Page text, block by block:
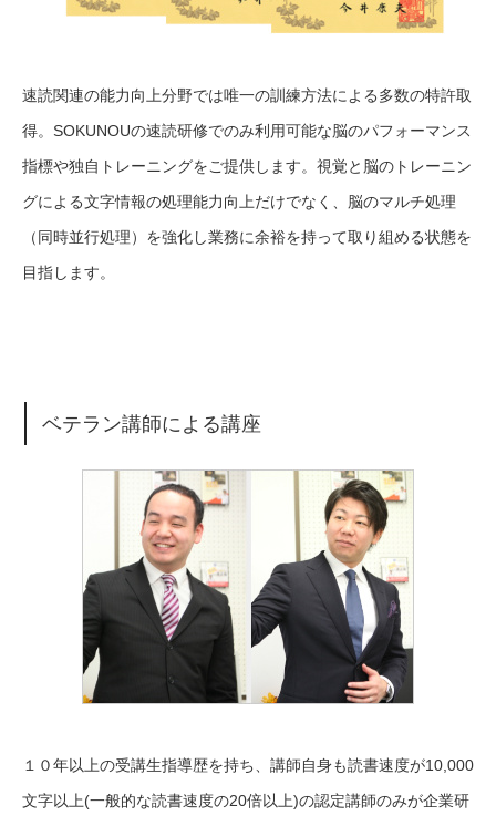
速読関連の能力向上分野では唯一の訓練方法による多数の特許取
得。SOKUNOUの速読研修でのみ利用可能な脳のパフォーマンス
指標や独自トレーニングをご提供します。視覚と脳のトレーニン
グによる文字情報の処理能力向上だけでなく、脳のマルチ処理
（同時並行処理）を強化し業務に余裕を持って取り組める状態を
目指します。
ベテラン講師による講座
１０年以上の受講生指導歴を持ち、講師自身も読書速度が10,000
文字以上(一般的な読書速度の20倍以上)の認定講師のみが企業研